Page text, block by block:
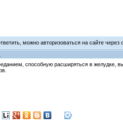
можно авторизоваться на сайте через
способную расширяться в